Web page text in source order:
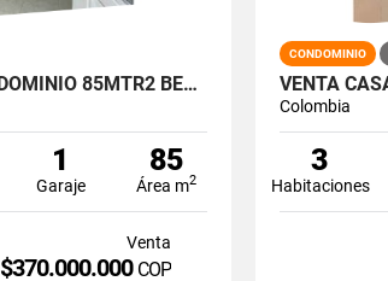
VENTA CASA EN CONDOMINIO 85MTR2 BELLA SUIZA, SUR DE CALI 14364-1
1
Garaje
85
Área m2
Venta
$370.000.000 COP
CONDOMINIO
Colombia
3
Habitaciones